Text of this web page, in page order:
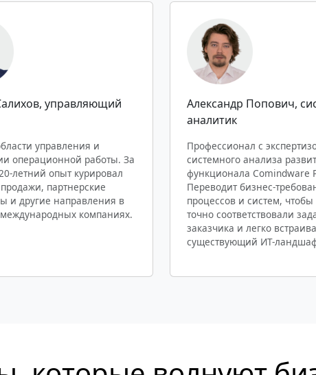
, управляющий
управления и
операционной работы. За
летний опыт курировал
партнерские
и другие направления в
компаниях.
Александр Попович,
аналитик
Профессионал с
системного анализа
функционала Comindware
Переводит бизнес-
процессов и систем,
точно соответствовали
заказчика и легко
существующий ИТ-